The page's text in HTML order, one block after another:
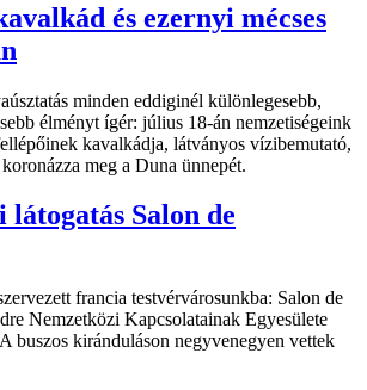
és ezernyi mécses
minden eddiginél különlegesebb,
élményt ígér: július 18-án nemzetiségeink
kavalkádja, látványos vízibemutató,
meg a Duna ünnepét.
látogatás Salon de
francia testvérvárosunkba: Salon de
Nemzetközi Kapcsolatainak Egyesülete
buszos kiránduláson negyvenegyen vettek